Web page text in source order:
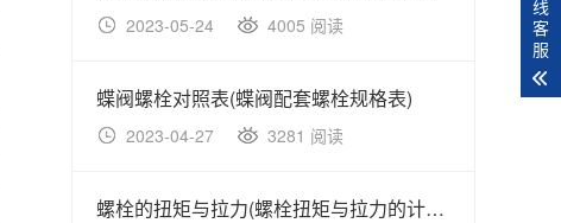
2023-05-24 4005 阅读
蝶阀螺栓对照表(蝶阀配套螺栓规格表)
2023-04-27 3281 阅读
螺栓的扭矩与拉力(螺栓扭矩与拉力的计算公式)
线
客
服